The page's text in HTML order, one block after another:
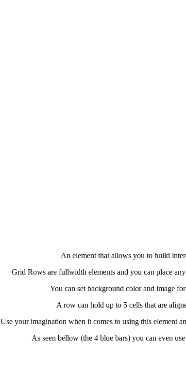
An element that allows you to build
Grid Rows are fullwidth elements and you can place
You can set background color and image
A row can hold up to 5 cells that are
Use your imagination when it comes to using this element
As seen bellow (the 4 blue bars) you can even